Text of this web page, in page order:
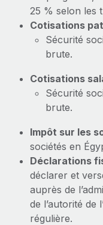
En savoir plus
25 % selon les
Cotisations
Sécurité
brute.
Cotisations
Sécurité
brute.
Impôt sur les
sociétés en
Déclarations
déclarer et
auprès de
de l’autorité de
régulière.